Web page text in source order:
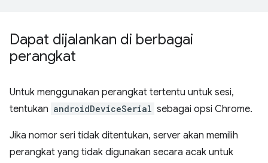
Dapat dijalankan di berbagai
perangkat
Untuk menggunakan perangkat tertentu untuk sesi,
tentukan androidDeviceSerial sebagai opsi Chrome.
Jika nomor seri tidak ditentukan, server akan memilih
perangkat yang tidak digunakan secara acak untuk